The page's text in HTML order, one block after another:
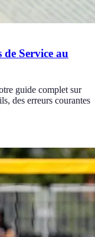
Service au
guide complet sur
des erreurs courantes